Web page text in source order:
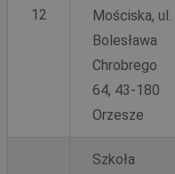
12
Mościska, ul.
Bolesława
Chrobrego
64, 43-180
Orzesze
Szkoła